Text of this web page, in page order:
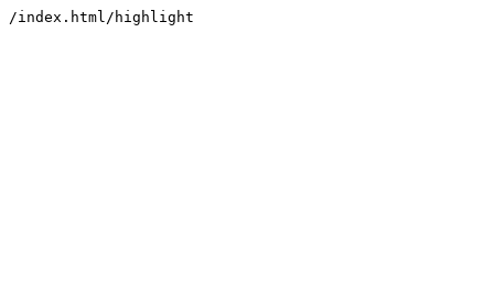
/index.html/highlight